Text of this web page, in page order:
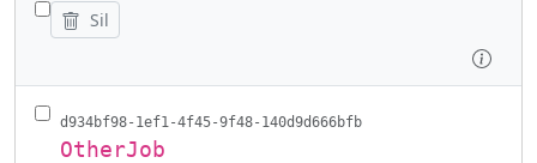
TÜM IŞLERI GIZLE/GÖSTER
Sil
d934bf98-1ef1-4f45-9f48-140d9d666bfb
OtherJob